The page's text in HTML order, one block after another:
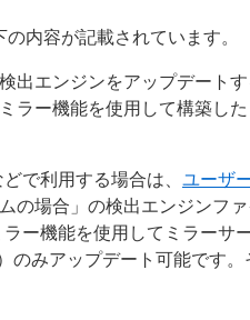
内容が記載されています。
出エンジンをアップデート
ラー機能を使用して構築し
で利用する場合は、 ユーザ
の場合」の検出エンジンフ
ー機能を使用してミラーサ
のみアップデート可能です